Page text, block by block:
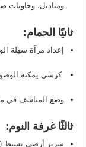
ومناديل، وحاويات
ثانيًا الحمام:
إعداد مرآة سهلة
كرسي يمكنه
وضع المناشف في
ثالثًا غرفة النوم:
سرير أرضي بسيط